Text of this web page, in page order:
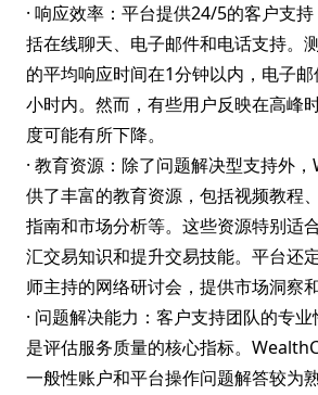
· 响应效率：平台提供24/5的客户支
括在线聊天、电子邮件和电话支持。
的平均响应时间在1分钟以内，电子
小时内。然而，有些用户反映在高峰
度可能有所下降。
· 教育资源：除了问题解决型支持外
供了丰富的教育资源，包括视频教程
指南和市场分析等。这些资源特别适
汇交易知识和提升交易技能。平台还
师主持的网络研讨会，提供市场洞察
· 问题解决能力：客户支持团队的专
是评估服务质量的核心指标。
一般性账户和平台操作问题解答较为